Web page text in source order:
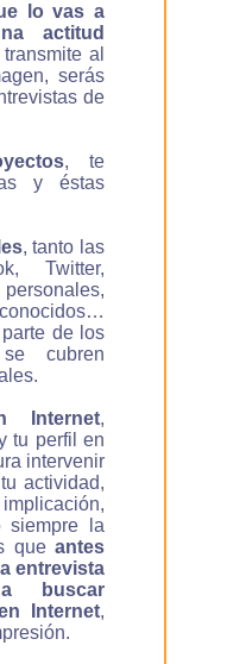
lo vas a
actitud
al
serás
de
, te
y éstas
, tanto las
Twitter,
de los
cubren
Internet,
tu perfil en
intervenir
actividad,
siempre la
que antes
entrevista
buscar
Internet,